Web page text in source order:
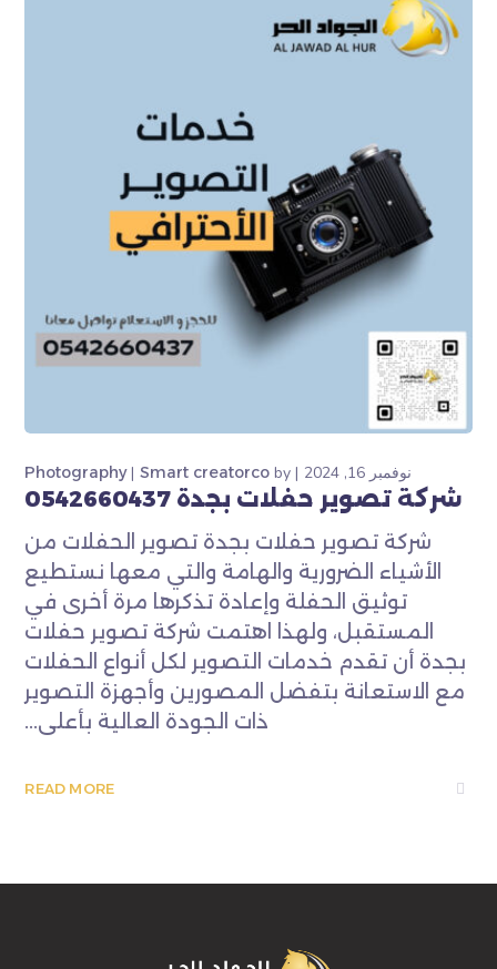
نوفمبر 16, 2024 by
Smart creatorco
Photography
شركة تصوير حفلات بجدة 0542660437
شركة تصوير حفلات بجدة تصوير الحفلات من
الأشياء الضرورية والهامة والتي معها نستطيع
توثيق الحفلة وإعادة تذكرها مرة أخرى في
المستقبل، ولهذا اهتمت شركة تصوير حفلات
بجدة أن تقدم خدمات التصوير لكل أنواع الحفلات
مع الاستعانة بتفضل المصورين وأجهزة التصوير
ذات الجودة العالية بأعلى...
READ MORE